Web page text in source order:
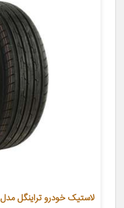
لاستیک خودرو تراینگل مدل TE301 سایز 185/65R15